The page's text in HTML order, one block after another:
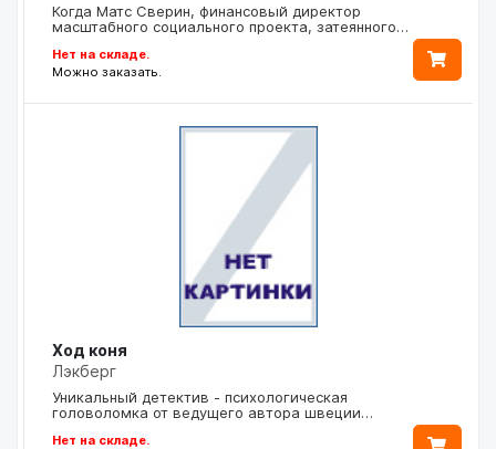
Когда Матс Сверин, финансовый директор
масштабного социального проекта, затеянного…
Нет на складе.
Можно заказать.
Ход коня
Лэкберг
Уникальный детектив - психологическая
головоломка от ведущего автора швеции…
Нет на складе.